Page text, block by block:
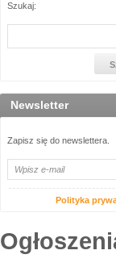
Szukaj:
Newsletter
Zapisz się do newslettera.
Polityka